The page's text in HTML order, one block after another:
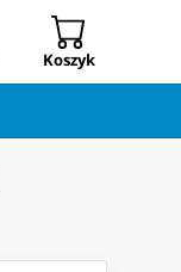
Koszyk